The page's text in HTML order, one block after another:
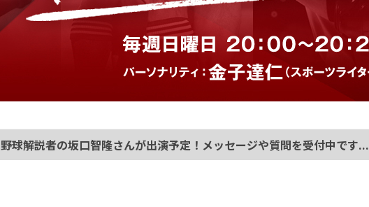
野球解説者の坂口智隆さんが出演予定！メッセージや質問を受付中です...